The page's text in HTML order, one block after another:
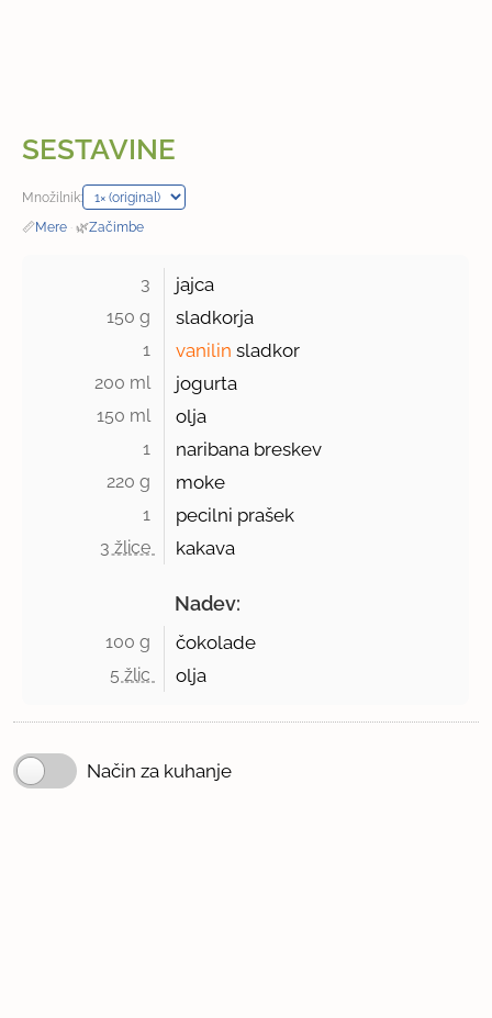
SESTAVINE
Množilnik:
📏Mere · 🌿Začimbe
3 jajca
150 g sladkorja
1 vanilin sladkor
200 ml jogurta
150 ml olja
1 naribana breskev
220 g moke
1 pecilni prašek
3 žlice kakava
Nadev:
100 g čokolade
5 žlic olja
Način za kuhanje